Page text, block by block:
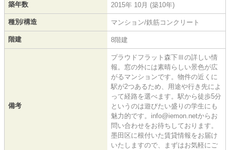
築年数 2015年 10月 (築10年)
種別/構造 マンション/鉄筋コンクリート
階建 8階建
備考
プラウドフラット森下Ⅲの詳しい情
報。窓の外には素晴らしい景色が広
がるマンションです。物件の近くに
駅が2つあるため、用途や行き先によ
って経路を選べます。駅から徒歩5分
というのは遊びたい盛りの学生にも
魅力的です。info@iemon.netからお
問い合わせをお待ちしております。
墨田区に根付いた賃貸情報をお届け
いたしますので、まずはお気軽にご